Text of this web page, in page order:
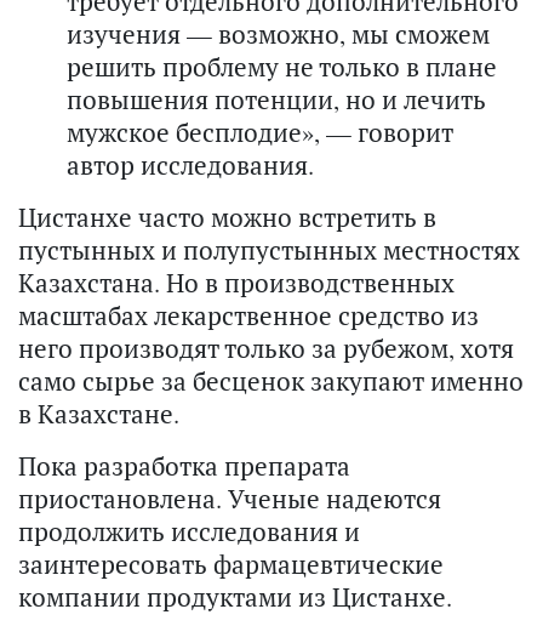
изучения — возможно, мы сможем
решить проблему не только в плане
повышения потенции, но и лечить
мужское бесплодие», — говорит
автор исследования.
Цистанхе часто можно встретить в
пустынных и полупустынных местностях
Казахстана. Но в производственных
масштабах лекарственное средство из
него производят только за рубежом, хотя
само сырье за бесценок закупают именно
в Казахстане.
Пока разработка препарата
приостановлена. Ученые надеются
продолжить исследования и
заинтересовать фармацевтические
компании продуктами из Цистанхе.